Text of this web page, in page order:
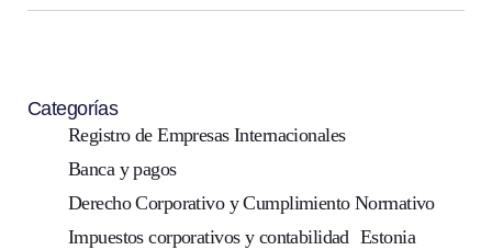
Categorías
Registro de Empresas Internacionales
Banca y pagos
Derecho Corporativo y Cumplimiento Normativo
Impuestos corporativos y contabilidad Estonia